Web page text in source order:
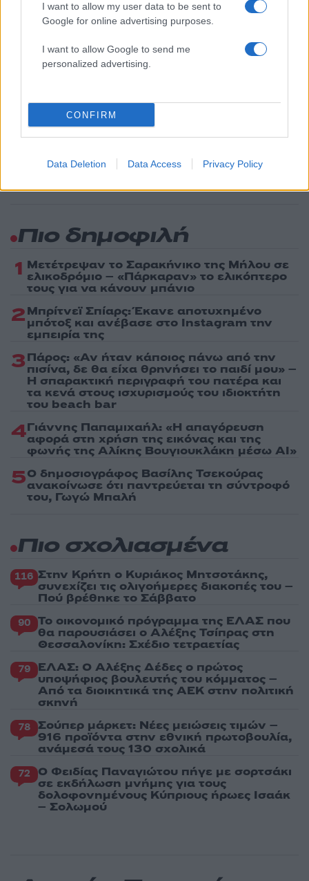
I want to allow my user data to be sent to
Google for online advertising purposes.
I want to allow Google to send me
personalized advertising.
CONFIRM
Data Deletion Data Access Privacy Policy
Όροι Χρήσης. Το site προστατεύεται από reCAPTCHA, ισχύουν
Πολιτική Απορρήτου&Όροι Χρήσηςτης Google.
ΔΟΛΑΡΙΑ
Ακολουθήστε το Νewsit.gr στο
Πιο δημοφιλή
1 Μετέτρεψαν το Σαρακήνικο της Μήλου σε
ελικοδρόμιο – «Πάρκαραν» το ελικόπτερο
τους για να κάνουν μπάνιο
2Μπρίτνεϊ Σπίαρς: Έκανε αποτυχημένο
μπότοξ και ανέβασε στο Instagram την
εμπειρία της
3Πάρος: «Αν ήταν κάποιος πάνω από την
πισίνα, δε θα είχα θρηνήσει το παιδί μου» –
Η σπαρακτική περιγραφή του πατέρα και
τα κενά στους ισχυρισμούς του ιδιοκτήτη
του beach bar
4Γιάννης Παπαμιχαήλ: «Η απαγόρευση
αφορά στη χρήση της εικόνας και της
φωνής της Αλίκης Βουγιουκλάκη μέσω AI»
5Ο δημοσιογράφος Βασίλης Τσεκούρας
ανακοίνωσε ότι παντρεύεται τη σύντροφό
του, Γωγώ Μπαλή
Πιο σχολιασμένα
116 Στην Κρήτη ο Κυριάκος Μητσοτάκης,
συνεχίζει τις ολιγοήμερες διακοπές του –
Πού βρέθηκε το Σάββατο
90 Το οικονομικό πρόγραμμα της ΕΛΑΣ που
θα παρουσιάσει ο Αλέξης Τσίπρας στη
Θεσσαλονίκη: Σχέδιο τετραετίας
79 ΕΛΑΣ: Ο Αλέξης Δέδες ο πρώτος
υποψήφιος βουλευτής του κόμματος –
Από τα διοικητικά της ΑΕΚ στην πολιτική
σκηνή
78 Σούπερ μάρκετ: Νέες μειώσεις τιμών –
916 προϊόντα στην εθνική πρωτοβουλία,
ανάμεσά τους 130 σχολικά
72 Ο Φειδίας Παναγιώτου πήγε με σορτσάκι
σε εκδήλωση μνήμης για τους
δολοφονημένους Κύπριους ήρωες Ισαάκ
– Σολωμού